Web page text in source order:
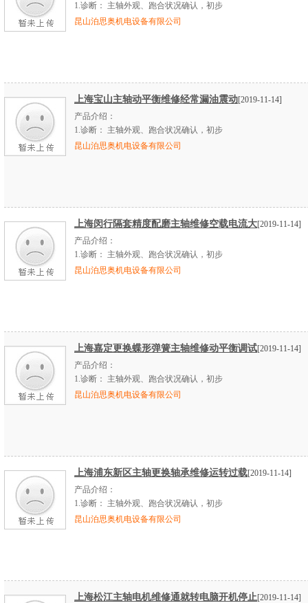
1.诊断：
主轴外观、跑合状况确认，初步
昆山泊思奥机电设备有限公司
上海宝山主轴动平衡维修经常漏油震动[2019-11-14]
产品介绍：
1.诊断：
主轴外观、跑合状况确认，初步
昆山泊思奥机电设备有限公司
上海闵行隔套精度配磨主轴维修空载电流大[2019-11-14]
产品介绍：
1.诊断：
主轴外观、跑合状况确认，初步
昆山泊思奥机电设备有限公司
上海嘉定更换蝶形弹簧主轴维修动平衡调试[2019-11-14]
产品介绍：
1.诊断：
主轴外观、跑合状况确认，初步
昆山泊思奥机电设备有限公司
上海浦东新区主轴更换轴承维修运转过载[2019-11-14]
产品介绍：
1.诊断：
主轴外观、跑合状况确认，初步
昆山泊思奥机电设备有限公司
上海松江主轴电机维修通就转电脑开机停止[2019-11-14]